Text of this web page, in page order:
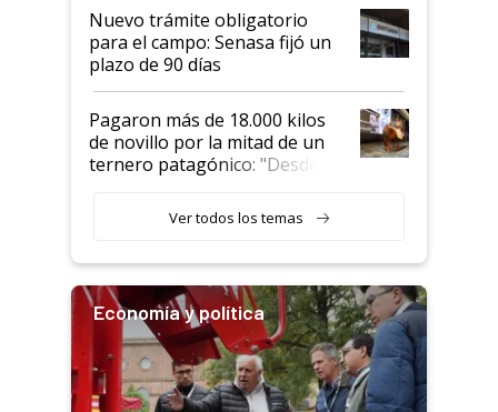
Nuevo trámite obligatorio
para el campo: Senasa fijó un
plazo de 90 días
Pagaron más de 18.000 kilos
de novillo por la mitad de un
ternero patagónico: "Desde
llamar la atención"
Ver todos los temas
Economía y política